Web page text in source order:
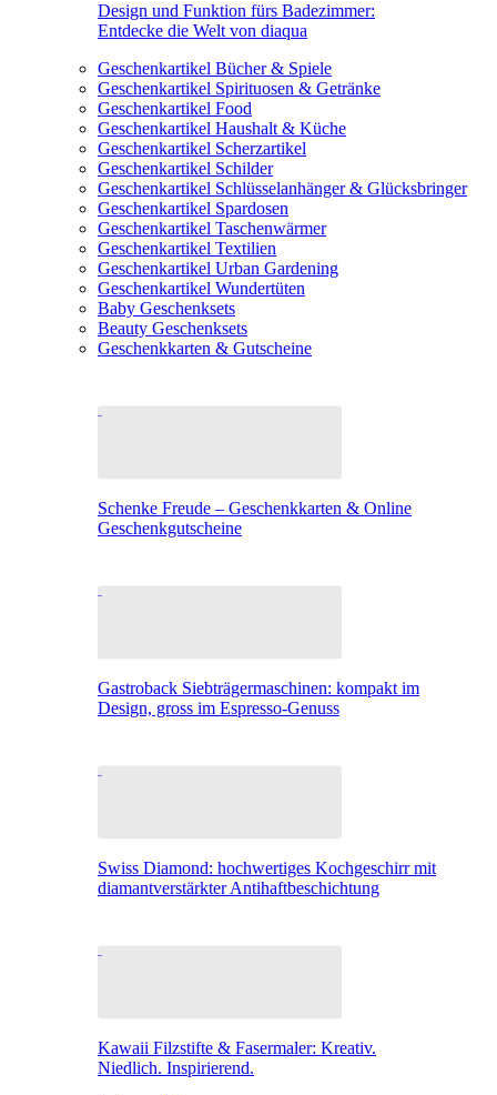
Design und Funktion fürs Badezimmer:
Entdecke die Welt von diaqua
Geschenkartikel Bücher & Spiele
Geschenkartikel Spirituosen & Getränke
Geschenkartikel Food
Geschenkartikel Haushalt & Küche
Geschenkartikel Scherzartikel
Geschenkartikel Schilder
Geschenkartikel Schlüsselanhänger & Glücksbringer
Geschenkartikel Spardosen
Geschenkartikel Taschenwärmer
Geschenkartikel Textilien
Geschenkartikel Urban Gardening
Geschenkartikel Wundertüten
Baby Geschenksets
Beauty Geschenksets
Geschenkkarten & Gutscheine
Schenke Freude – Geschenkkarten & Online
Geschenkgutscheine
Gastroback Siebträgermaschinen: kompakt im
Design, gross im Espresso-Genuss
Swiss Diamond: hochwertiges Kochgeschirr mit
diamantverstärkter Antihaftbeschichtung
Kawaii Filzstifte & Fasermaler: Kreativ.
Niedlich. Inspirierend.